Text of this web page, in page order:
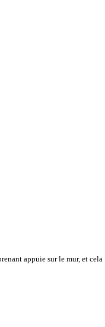
appuie sur le mur, et cela